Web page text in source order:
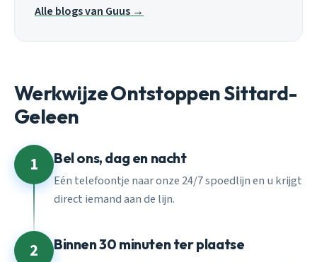
Alle blogs van Guus →
Werkwijze Ontstoppen Sittard-
Geleen
1 Bel ons, dag en nacht
Eén telefoontje naar onze 24/7 spoedlijn en u krijgt
direct iemand aan de lijn.
2 Binnen 30 minuten ter plaatse